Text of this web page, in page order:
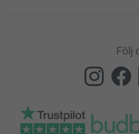
Följ